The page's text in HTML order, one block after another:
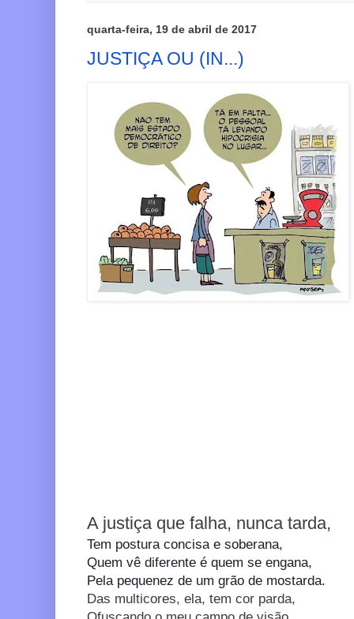
quarta-feira, 19 de abril de 2017
JUSTIÇA OU (IN...)
A justiça que falha, nunca tarda,
Tem postura concisa e soberana,
Quem vê diferente é quem se engana,
Pel a pequenez de um grão de mostarda.
Das multicores, ela, tem cor parda,